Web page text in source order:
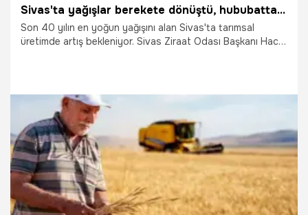
Sivas'ta yağışlar berekete dönüştü, hububatta rekor bekleniyor
Son 40 yılın en yoğun yağışını alan Sivas'ta tarımsal
üretimde artış bekleniyor. Sivas Ziraat Odası Başkanı Hacı
4.08.2026 Sivas